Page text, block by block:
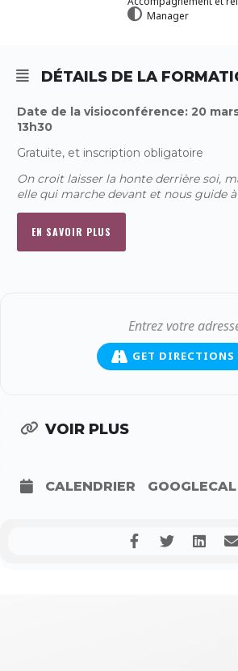
Manager
DÉTAILS DE LA
Date de la visioconférence: 20
13h30
Gratuite, et inscription obligatoire
On croit laisser la honte derrière soi,
elle qui marche devant et nous guide à
EN SAVOIR PLUS
GET DIRECTIONS
VOIR PLUS
CALENDRIER GOOGLECAL